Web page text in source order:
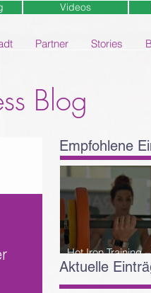
Videos
Partner Stories
Blog
Empfohlene
Hot Iron Training
Reihenfolge
Aktuelle